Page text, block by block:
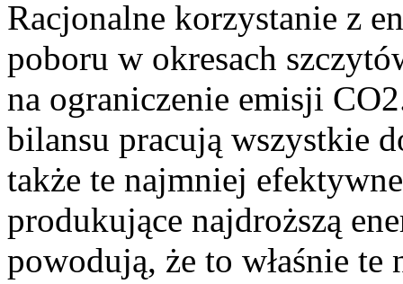
Racjonalne korzystanie z
poboru w okresach
na ograniczenie emisji
bilansu pracują wszystkie
także te najmniej
produkujące najdroższą
powodują, że to właśnie